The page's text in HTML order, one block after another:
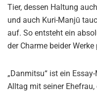
Tier, dessen Haltung
und auch Kuri-Manjū
auf. So entsteht ein
der Charme beider
„Danmitsu“ ist ein
Alltag mit seiner